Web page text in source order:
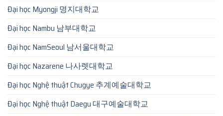
Đại học Myongji 명지대학교
Đại học Nambu 남부대학교
Đại học NamSeoul 남서울대학교
Đại học Nazarene 나사렛대학교
Đại học Nghệ thuật Chugye 추계예술대학교
Đại học Nghệ thuật Daegu 대구예술대학교